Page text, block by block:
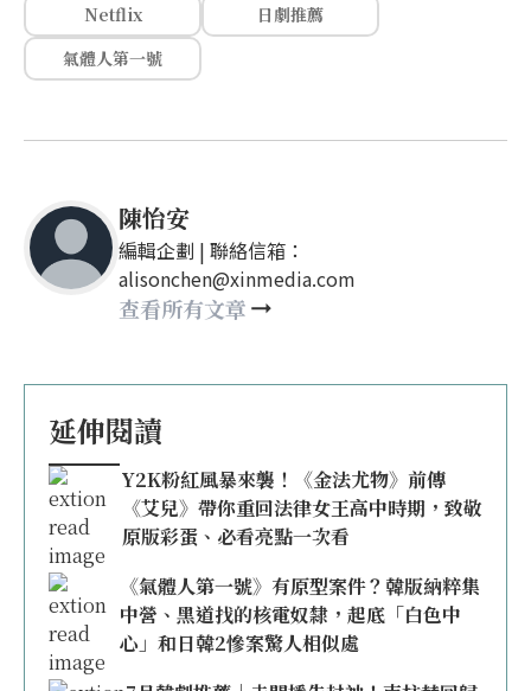
Netflix
日劇推薦
氣體人第一號
陳怡安
編輯企劃 | 聯絡信箱：
alisonchen@xinmedia.com
查看所有文章
延伸閱讀
Y2K粉紅風暴來襲！《金法尤物》前傳
《艾兒》帶你重回法律女王高中時期，致敬
原版彩蛋、必看亮點一次看
《氣體人第一號》有原型案件？韓版納粹集
中營、黑道找的核電奴隸，起底「白色中
心」和日韓2慘案驚人相似處